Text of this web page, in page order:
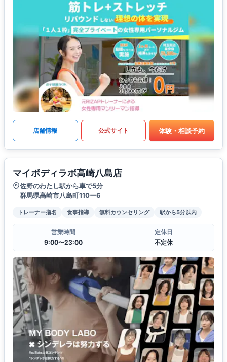
店舗情報 公式サイト 体験・相談予約
マイボディラボ高崎八島店
佐野のわたし駅から車で5分
群馬県高崎市八島町110ー6
トレーナー指名 食事指導 無料カウンセリング 駅から5分以内
営業時間
9:00〜23:00
定休日
不定休